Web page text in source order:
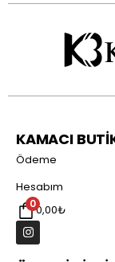
KAMACI
Ödeme
Hesabım
00,00₺